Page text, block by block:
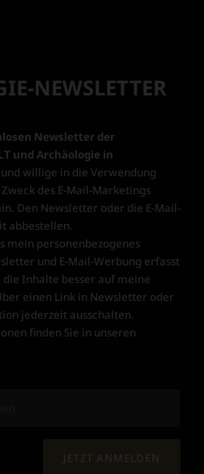
NEWSLETTER
Newsletter der
und Archäologie in
und willige in die Verwendung
des E-Mail-Marketings
Den Newsletter oder die E-Mail-
abbestellen.
mein personenbezogenes
und E-Mail-Werbung erfasst
Inhalte besser auf meine
einen Link in Newsletter oder
jederzeit ausschalten.
finden Sie in unseren
JETZT ANMELDEN